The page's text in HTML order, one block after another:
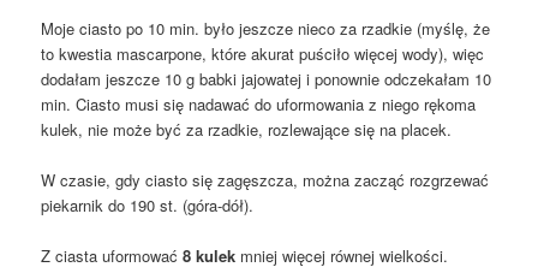
Moje ciasto po 10 min. było jeszcze nieco za rzadkie (myślę, że
to kwestia mascarpone, które akurat puściło więcej wody), więc
dodałam jeszcze 10 g babki jajowatej i ponownie odczekałam 10
min. Ciasto musi się nadawać do uformowania z niego rękoma
kulek, nie może być za rzadkie, rozlewające się na placek.
W czasie, gdy ciasto się zagęszcza, można zacząć rozgrzewać
piekarnik do 190 st. (góra-dół).
Z ciasta uformować8 kulek mniej więcej równej wielkości.